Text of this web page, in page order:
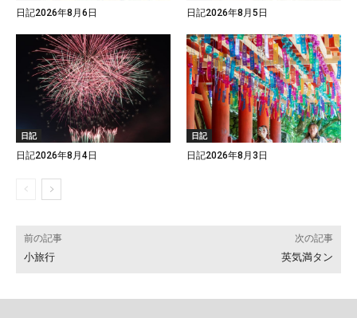
日記2026年8月6日
日記2026年8月5日
日記
日記2026年8月4日
日記
日記2026年8月3日
前の記事
小旅行
次の記事
英気満タン